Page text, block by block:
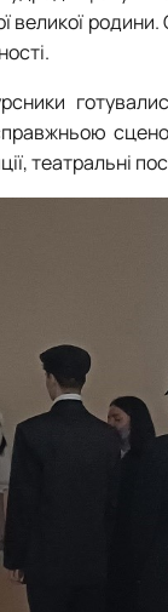
театральні